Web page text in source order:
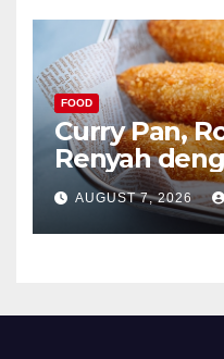
FOOD
Curry Pan,
Renyah
Menggoda
AUGUST 7, 2026